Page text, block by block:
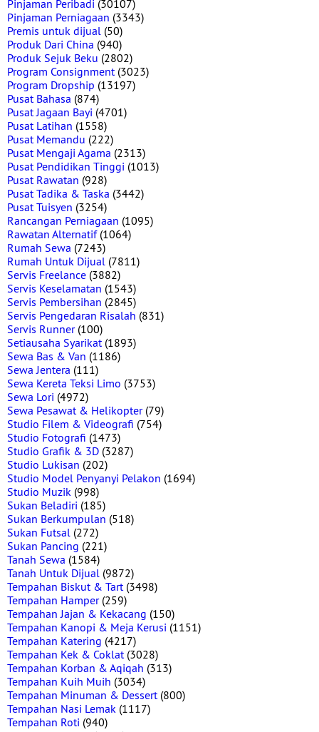
Pinjaman Peribadi (30107)
Pinjaman Perniagaan (3343)
Premis untuk dijual (50)
Produk Dari China (940)
Produk Sejuk Beku (2802)
Program Consignment(3023)
Program Dropship (13197)
Pusat Bahasa (874)
Pusat Jagaan Bayi (4701)
Pusat Latihan (1558)
Pusat Memandu (222)
Pusat Mengaji Agama (2313)
Pusat Pendidikan Tinggi (1013)
Pusat Rawatan (928)
Pusat Tadika & Taska (3442)
Pusat Tuisyen (3254)
Rancangan Perniagaan (1095)
Rawatan Alternatif(1064)
Rumah Sewa (7243)
Rumah Untuk Dijual (7811)
Servis Freelance (3882)
Servis Keselamatan (1543)
Servis Pembersihan (2845)
Servis Pengedaran Risalah (831)
Servis Runner(100)
Setiausaha Syarikat(1893)
Sewa Bas & Van (1186)
Sewa Jentera (111)
Sewa Kereta Teksi Limo (3753)
Sewa Lori (4972)
Sewa Pesawat & Helikopter(79)
Studio Filem & Videografi (754)
Studio Fotografi (1473)
Studio Grafik & 3D (3287)
Studio Lukisan (202)
Studio Model Penyanyi Pelakon (1694)
Studio Muzik (998)
Sukan Beladiri (185)
Sukan Berkumpulan (518)
Sukan Futsal (272)
Sukan Pancing (221)
Tanah Sewa (1584)
Tanah Untuk Dijual (9872)
Tempahan Biskut & Tart(3498)
Tempahan Hamper(259)
Tempahan Jajan & Kekacang (150)
Tempahan Kanopi & Meja Kerusi (1151)
Tempahan Katering (4217)
Tempahan Kek & Coklat(3028)
Tempahan Korban & Aqiqah (313)
Tempahan Kuih Muih (3034)
Tempahan Minuman & Dessert(800)
Tempahan Nasi Lemak (1117)
Tempahan Roti (940)